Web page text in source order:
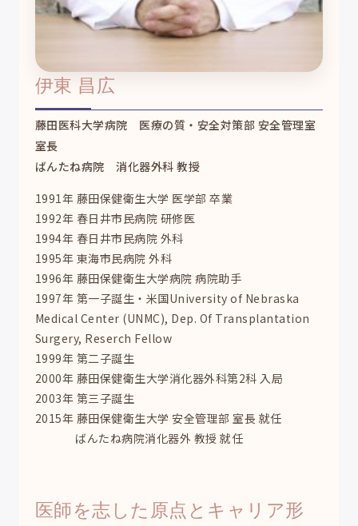
伊東 昌広
藤田医科大学病院 医療の質・安全対策部 安全管理室
室長
ばんたね病院 消化器外科 教授
1991年 藤田保健衛生大学 医学部 卒業
1992年 春日井市民病院 研修医
1994年 春日井市民病院 外科
1995年 東海市民病院 外科
1996年 藤田保健衛生大学病院 病院助手
1997年 第一子誕生・米国University of Nebraska
Medical Center (UNMC), Dep. Of Transplantation
Surgery, Reserch Fellow
1999年 第二子誕生
2000年 藤田保健衛生大学消化器外科第2科 入局
2003年 第三子誕生
2015年 藤田保健衛生大学 安全管理部 室長 就任
ばんたね病院消化器外 教授 就任
医師を志した原点とキャリア形